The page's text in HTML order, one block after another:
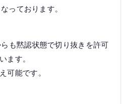
なっております。
も黙認状態で切り抜きを許可
ます。
可能です。